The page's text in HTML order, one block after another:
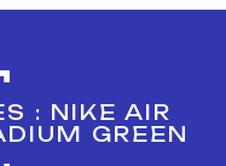
: NIKE AIR
GREEN